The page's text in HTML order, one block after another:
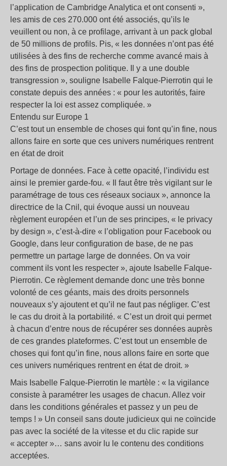
l’application de Cambridge Analytica et ont consenti »,
les amis de ces 270.000 ont été associés, qu’ils le
veuillent ou non, à ce profilage, arrivant à un pack global
de 50 millions de profils. Pis, « les données n’ont pas été
utilisées à des fins de recherche comme avancé mais à
des fins de prospection politique. Il y a une double
transgression », souligne Isabelle Falque-Pierrotin qui le
constate depuis des années : « pour les autorités, faire
respecter la loi est assez compliquée. »
Entendu sur Europe 1
C’est tout un ensemble de choses qui font qu’in fine, nous
allons faire en sorte que ces univers numériques rentrent
en état de droit
Portage de données. Face à cette opacité, l’individu est
ainsi le premier garde-fou. « Il faut être très vigilant sur le
paramétrage de tous ces réseaux sociaux », annonce la
directrice de la Cnil, qui évoque aussi un nouveau
règlement européen et l’un de ses principes, « le privacy
by design », c’est-à-dire « l’obligation pour Facebook ou
Google, dans leur configuration de base, de ne pas
permettre un partage large de données. On va voir
comment ils vont les respecter », ajoute Isabelle Falque-
Pierrotin. Ce règlement demande donc une très bonne
volonté de ces géants, mais des droits personnels
nouveaux s’y ajoutent et qu’il ne faut pas négliger. C’est
le cas du droit à la portabilité. « C’est un droit qui permet
à chacun d’entre nous de récupérer ses données auprès
de ces grandes plateformes. C’est tout un ensemble de
choses qui font qu’in fine, nous allons faire en sorte que
ces univers numériques rentrent en état de droit. »
Mais Isabelle Falque-Pierrotin le martèle : « la vigilance
consiste à paramétrer les usages de chacun. Allez voir
dans les conditions générales et passez y un peu de
temps ! » Un conseil sans doute judicieux qui ne coïncide
pas avec la société de la vitesse et du clic rapide sur
« accepter »… sans avoir lu le contenu des conditions
acceptées.